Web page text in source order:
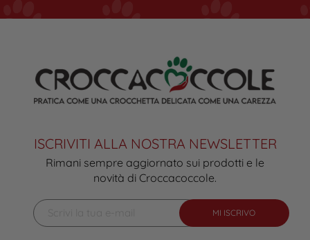
ISCRIVITI ALLA NOSTRA NEWSLETTER
Rimani sempre aggiornato sui prodotti e le
novità di Croccacoccole.
MI ISCRIVO